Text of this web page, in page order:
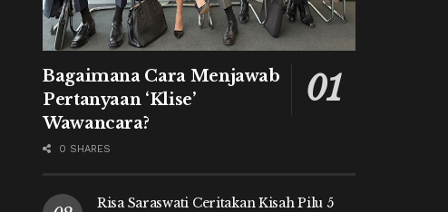
Bagaimana Cara Menjawab
Pertanyaan ‘Klise’
Wawancara?
0 SHARES
Risa Saraswati Ceritakan Kisah Pilu 5